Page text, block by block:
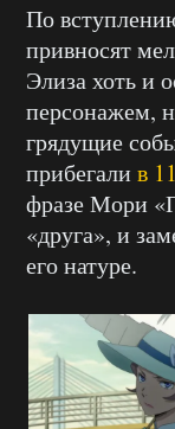
По
привносят
Элиза хоть и
персонажем,
грядущие
прибегали в
фразе Мори
«друга», и
его натуре.